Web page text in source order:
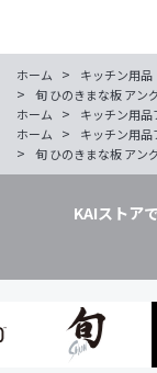
ホーム > キッチン用品
>
旬 ひのきまな板 アン
ホーム
> キッチン用品
ホーム
> キッチン用品
> 旬 ひのきまな板 アン
KAIストアで